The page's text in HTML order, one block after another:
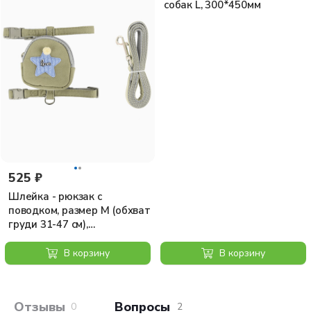
525 ₽
Шлейка - рюкзак с
поводком, размер M (обхват
груди 31-47 см),
зеленоватый/голубой
В корзину В корзину
Отзывы покупателей
0 Вопросы и
2